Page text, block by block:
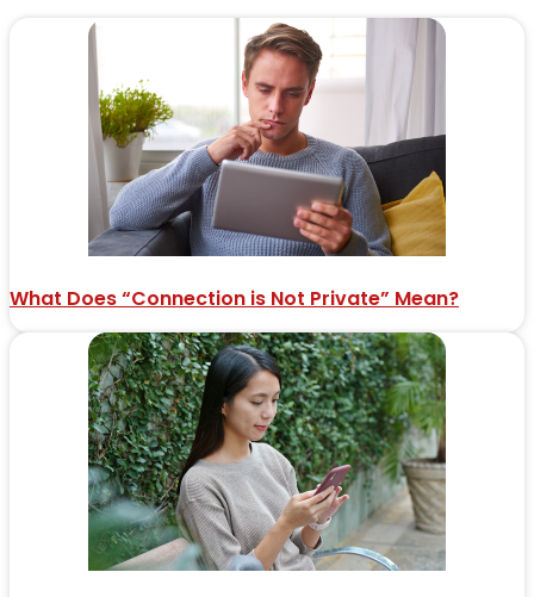
What Does “Connection is Not Private” Mean?